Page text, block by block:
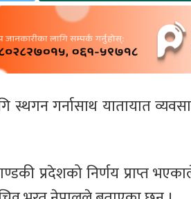
स्थगन गर्नासाथ यातायात
प्रदेशको निर्णय प्राप्त